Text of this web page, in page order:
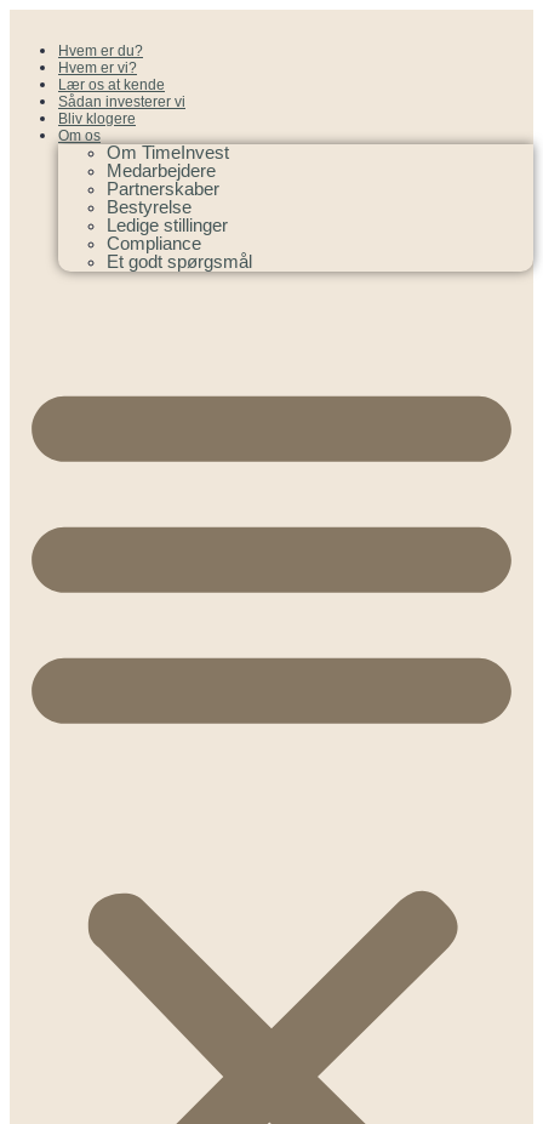
Hvem er du?
Hvem er vi?
Lær os at kende
Sådan investerer vi
Bliv klogere
Om os
Om TimeInvest
Medarbejdere
Partnerskaber
Bestyrelse
Ledige stillinger
Compliance
Et godt spørgsmål